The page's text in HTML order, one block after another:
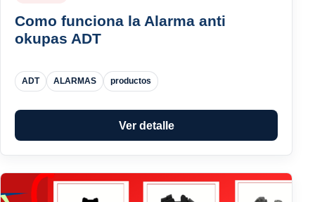
Como funciona la Alarma anti
okupas ADT
ADT ALARMAS productos
Ver detalle